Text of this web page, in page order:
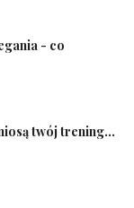
- co
twój trening...